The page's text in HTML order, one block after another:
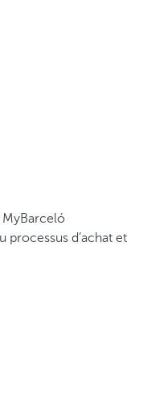
MyBarceló
processus d’achat et